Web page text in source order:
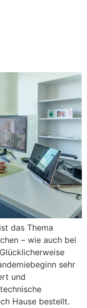
das Thema
– wie auch bei
sehr
und
Hause bestellt.